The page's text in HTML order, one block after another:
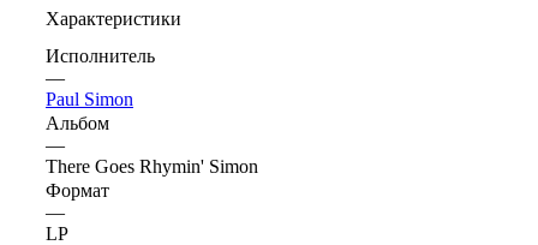
Характеристики
Исполнитель
—
Paul Simon
Альбом
—
There Goes Rhymin' Simon
Формат
—
LP